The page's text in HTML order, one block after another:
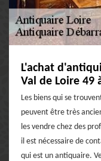
L'achat
Val de Loire 49
Les biens qui se
peuvent être très
les vendre chez des
il est nécessaire de
qui est un antiquaire.